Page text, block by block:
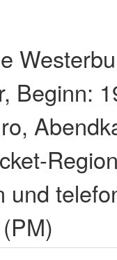
Beginn:
und